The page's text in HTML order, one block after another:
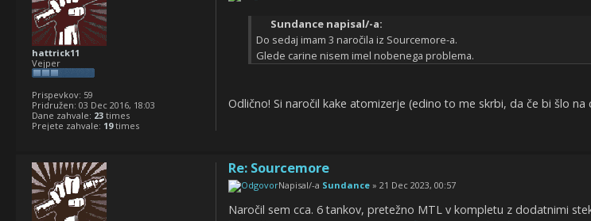
Sundance napisal/-a:
Do sedaj imam 3 naročila iz Sourcemore-a.
Glede carine nisem imel nobenega problema.
Odlično! Si naročil kake atomizerje (edino to me skrbi, da če bi šlo
hattrick11
Vejper
Prispevkov: 59
Pridružen: 03 Dec 2016, 18:03
Dane zahvale: 23 times
Prejete zahvale: 19times
Re: Sourcemore
Napisal/-a Sundance» 21 Dec 2023, 00:57
Naročil sem cca. 6 tankov, pretežno MTL v kompletu z dodatnimi